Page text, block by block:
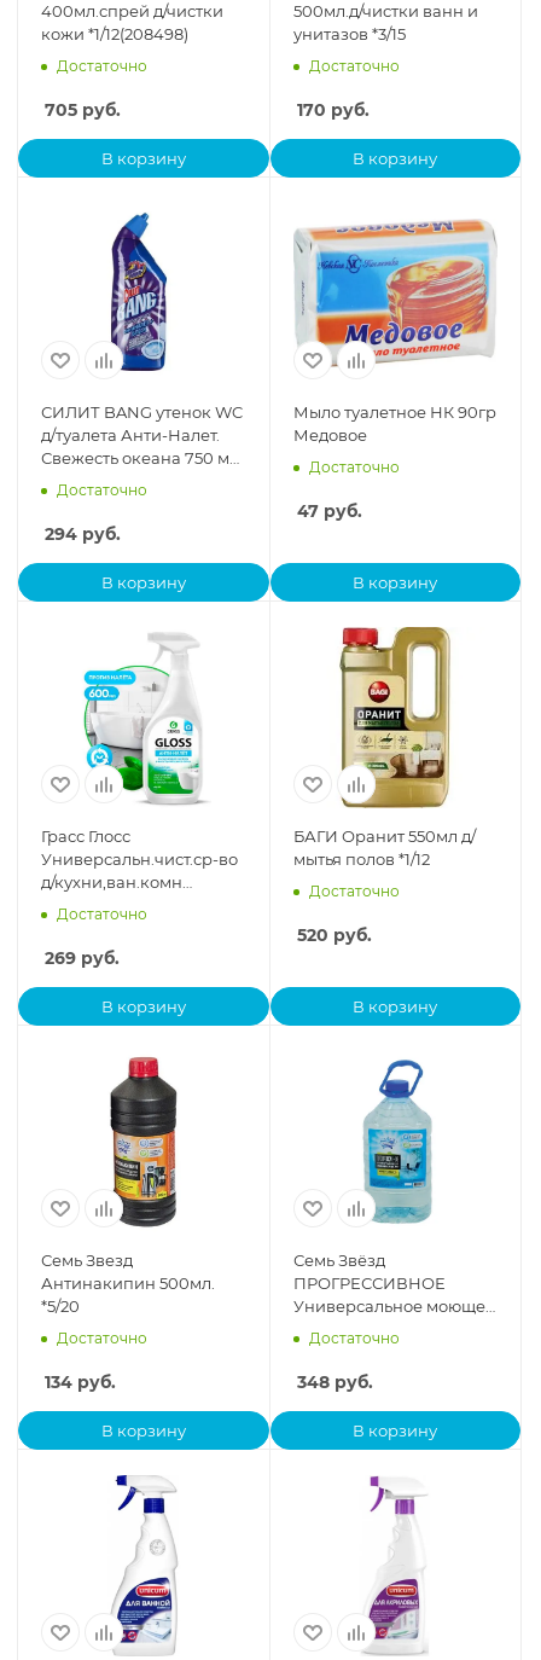
400мл.спрей д/чистки
кожи *1/12(208498)
Достаточно
705 руб.
В корзину
500мл.д/чистки ванн и
унитазов *3/15
Достаточно
170 руб.
В корзину
СИЛИТ BANG утенок WC
д/туалета Анти-Налет.
Свежесть океана 750 мл
*2/8Достаточно
294 руб.
В корзину
Мыло туалетное НК 90гр
Медовое
Достаточно
47руб.
В корзину
Грасс Глосс
Универсальн.чист.ср-во
д/кухни,ван.комн
Антиналет курок
600мл.221600 *2/8 -
акция
Достаточно
269 руб.
В корзину
БАГИ Оранит 550мл д/
мытья полов *1/12
Достаточно
520 руб.
В корзину
Семь Звезд
Антинакипин 500мл.
*5/20
Достаточно
134 руб.
В корзину
Семь Звёзд
ПРОГРЕССИВНОЕ
Универсальное моющее
ср-во ПЭТканистра 5л.
*5/20
Достаточно
348руб.
В корзину